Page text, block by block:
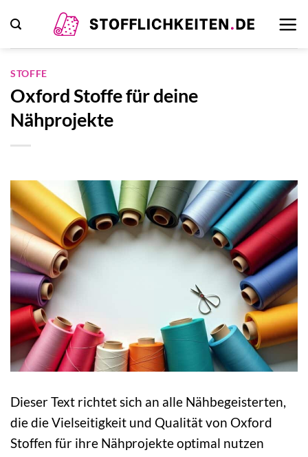
Inhalt
springen
STOFFE
Oxford Stoffe für deine
Nähprojekte
Dieser Text richtet sich an alle Nähbegeisterten,
die die Vielseitigkeit und Qualität von Oxford
Stoffen für ihre Nähprojekte optimal nutzen